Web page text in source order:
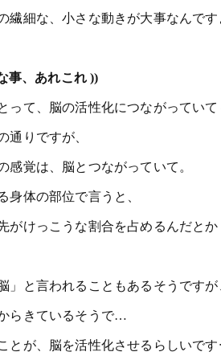
繊細な、小さな動きが大事なんです
事、あれこれ ))
って、脳の活性化につながっていて
通りですが、
感覚は、脳とつながっていて。
身体の部位で言うと、
がけっこうな割合を占めるんだとか
」と言われることもあるそうですが
らきているそうで…
とが、脳を活性化させるらしいです